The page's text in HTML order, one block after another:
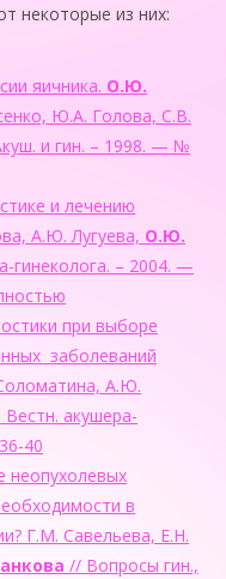
некоторые из них:
яичника. О.Ю.
Ю.А. Голова, С.В.
и гин. – 1998. — №
и лечению
А.Ю. Лугуева, О.Ю.
гинеколога. – 2004. —
при выборе
заболеваний
А.Ю.
Вестн. акушера-
40
неопухолевых
в
Г.М. Савельева, Е.Н.
// Вопросы гин.,